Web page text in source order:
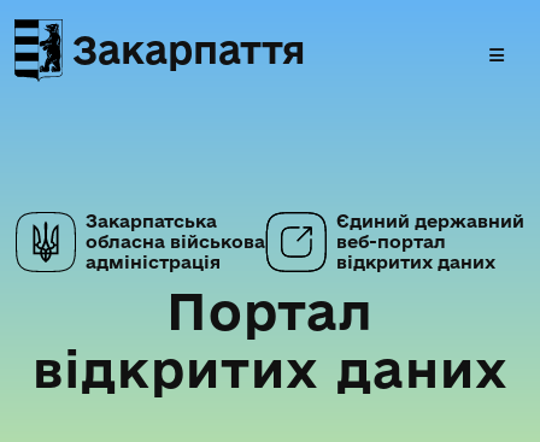
Закарпаття
Закарпатська
обласна військова
адміністрація
Єдиний державний
веб-портал
відкритих даних
Портал
відкритих даних